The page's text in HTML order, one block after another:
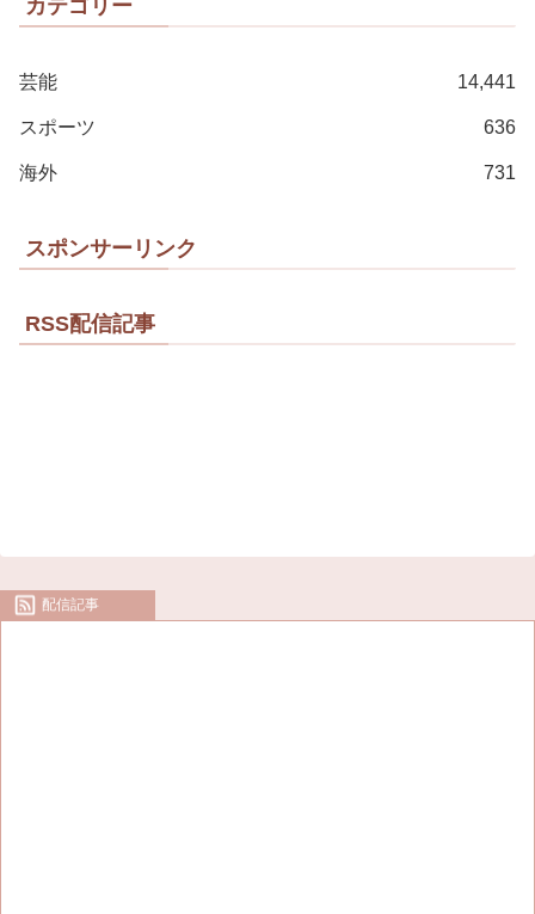
カテゴリー
芸能 14,441
スポーツ 636
海外 731
スポンサーリンク
RSS配信記事
配信記事